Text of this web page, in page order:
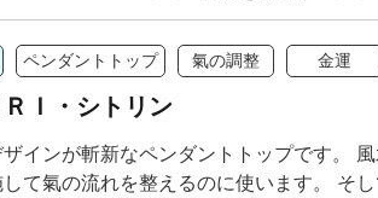
ペンダントトップ 氣の調整 金運
Ｉ・シトリン
ザインが斬新なペンダントトップです。
て氣の流れを整えるのに使います。 そ